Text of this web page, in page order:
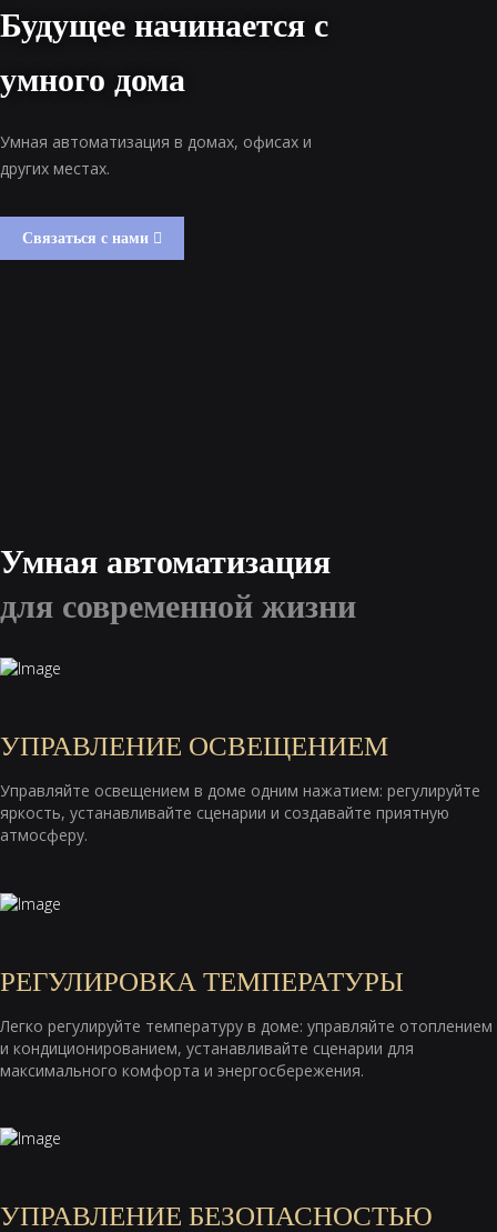
Будущее начинается с
умного дома
Умная автоматизация в домах, офисах и
других местах.
Связаться с нами
Умная автоматизация
для современной жизни
УПРАВЛЕНИЕ ОСВЕЩЕНИЕМ
Управляйте освещением в доме одним нажатием: регулируйте
яркость, устанавливайте сценарии и создавайте приятную
атмосферу.
РЕГУЛИРОВКА ТЕМПЕРАТУРЫ
Легко регулируйте температуру в доме: управляйте отоплением
и кондиционированием, устанавливайте сценарии для
максимального комфорта и энергосбережения.
УПРАВЛЕНИЕ БЕЗОПАСНОСТЬЮ